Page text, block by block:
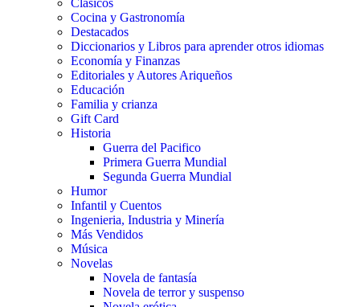
Clásicos
Cocina y Gastronomía
Destacados
Diccionarios y Libros para aprender otros idiomas
Economía y Finanzas
Editoriales y Autores Ariqueños
Educación
Familia y crianza
Gift Card
Historia
Guerra del Pacifico
Primera Guerra Mundial
Segunda Guerra Mundial
Humor
Infantil y Cuentos
Ingenieria, Industria y Minería
Más Vendidos
Música
Novelas
Novela de fantasía
Novela de terror y suspenso